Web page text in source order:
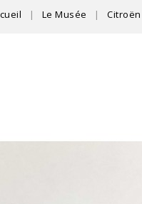
Le Musée Citroën